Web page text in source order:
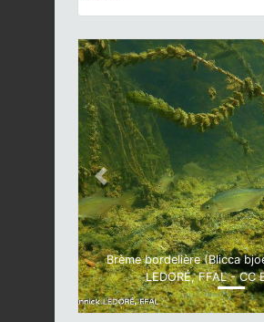
Brème bordelière (Blicca
LEDORÉ, FFAL - CC
Previous